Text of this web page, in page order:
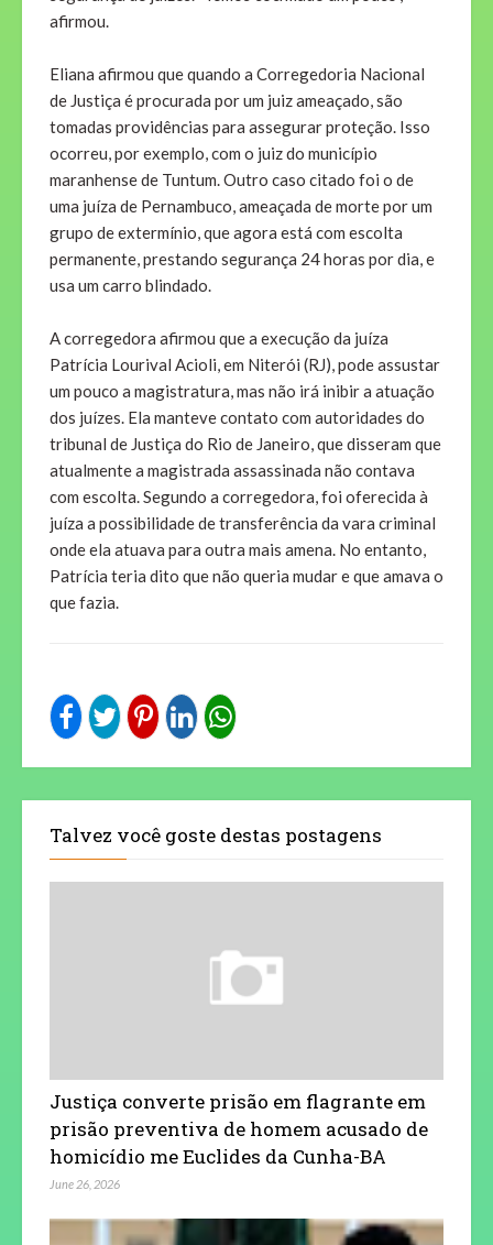
afirmou.
Eliana afirmou que quando a Corregedoria Nacional
de Justiça é procurada por um juiz ameaçado, são
tomadas providências para assegurar proteção. Isso
ocorreu, por exemplo, com o juiz do município
maranhense de Tuntum. Outro caso citado foi o de
uma juíza de Pernambuco, ameaçada de morte por um
grupo de extermínio, que agora está com escolta
permanente, prestando segurança 24 horas por dia, e
usa um carro blindado.
A corregedora afirmou que a execução da juíza
Patrícia Lourival Acioli, em Niterói (RJ), pode assustar
um pouco a magistratura, mas não irá inibir a atuação
dos juízes. Ela manteve contato com autoridades do
tribunal de Justiça do Rio de Janeiro, que disseram que
atualmente a magistrada assassinada não contava
com escolta. Segundo a corregedora, foi oferecida à
juíza a possibilidade de transferência da vara criminal
onde ela atuava para outra mais amena. No entanto,
Patrícia teria dito que não queria mudar e que amava o
que fazia.
Talvez você goste destas postagens
Justiça converte prisão em flagrante em
prisão preventiva de homem acusado de
homicídio me Euclides da Cunha-BA
June 26, 2026